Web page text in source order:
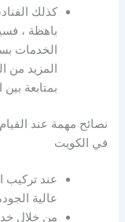
كذلك
باهظة ،
الخدمات
المزيد من
بمتابعة بين
نصائح مهمة عند القيام
في الكويت
عند تركيب
عالية
من خلال